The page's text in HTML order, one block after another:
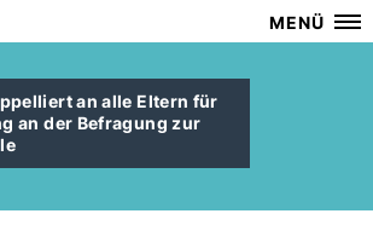
MENÜ
an alle Eltern für
an der Befragung zur